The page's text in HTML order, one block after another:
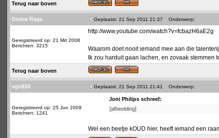
Terug naar boven
Divine Rage Geplaatst: 21 Sep 2011 21:37 Onderwerp:
Geregistreerd op: 21 Mrt 2008
Berichten: 3215
http://www.youtube.com/watch?v=fcbazH6aE2g
Waarom doet nooit iemand mee aan die
Ik zou harduit gaan lachen, en zovaak
Terug naar boven
vgo910 Geplaatst: 21 Sep 2011 21:41 Onderwerp:
Geregistreerd op: 25 Jun 2009
Berichten: 1241
Joni Philips schreef:
[afbeelding]
Wel een beetje kOUD hier, heeft iemand een